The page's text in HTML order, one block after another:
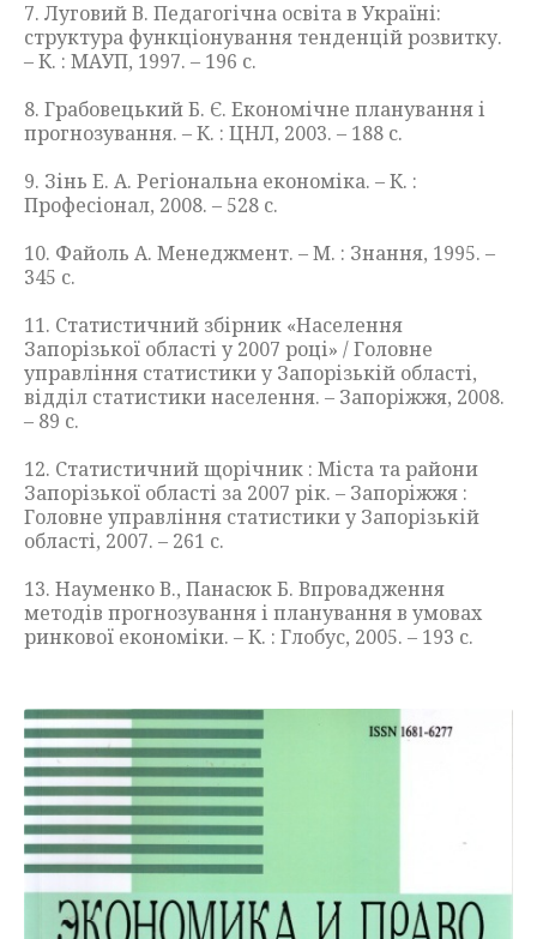
7. Луговий В. Педагогічна освіта в Україні:
структура функціонування тенденцій розвитку.
– К. : МАУП, 1997. – 196 с.
8. Грабовецький Б. Є. Економічне планування і
прогнозування. – К. : ЦНЛ, 2003. – 188 с.
9. Зінь Е. А. Регіональна економіка. – К. :
Професіонал, 2008. – 528 с.
10. Файоль А. Менеджмент. – М. : Знання, 1995. –
345 с.
11. Статистичний збірник «Населення
Запорізької області у 2007 році» / Головне
управління статистики у Запорізькій області,
відділ статистики населення. – Запоріжжя, 2008.
– 89 с.
12. Статистичний щорічник : Міста та райони
Запорізької області за 2007 рік. – Запоріжжя :
Головне управління статистики у Запорізькій
області, 2007. – 261 с.
13. Науменко В., Панасюк Б. Впровадження
методів прогнозування і планування в умовах
ринкової економіки. – К. : Глобус, 2005. – 193 с.